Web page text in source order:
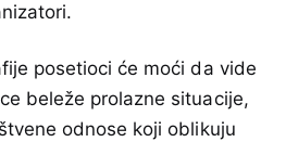
posetioci će moći da vide
beleže prolazne situacije,
odnose koji oblikuju